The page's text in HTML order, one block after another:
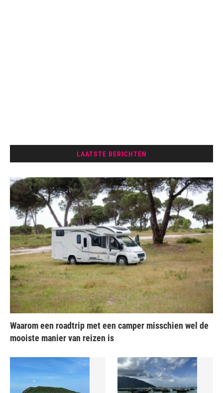
LAATSTE BERICHTEN
Waarom een roadtrip met een camper misschien wel de
mooiste manier van reizen is